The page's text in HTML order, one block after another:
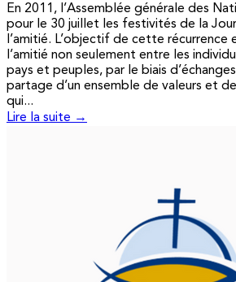
En 2011, l’Assemblée générale des
pour le 30 juillet les festivités de la
l’amitié. L’objectif de cette
l’amitié non seulement entre les
pays et peuples, par le biais
partage d’un ensemble de valeurs et
qui...
Lire la suite →